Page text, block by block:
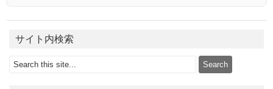
サイト内検索